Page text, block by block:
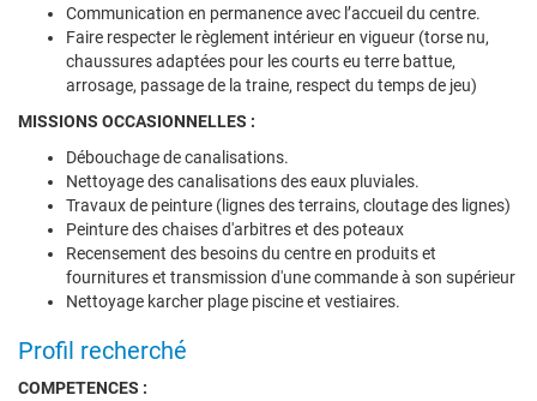
Communication en permanence avec l’accueil du centre.
Faire respecter le règlement intérieur en vigueur (torse nu,
chaussures adaptées pour les courts eu terre battue,
arrosage, passage de la traine, respect du temps de jeu)
MISSIONS OCCASIONNELLES :
Débouchage de canalisations.
Nettoyage des canalisations des eaux pluviales.
Travaux de peinture (lignes des terrains, cloutage des lignes)
Peinture des chaises d'arbitres et des poteaux
Recensement des besoins du centre en produits et
fournitures et transmission d'une commande à son supérieur
Nettoyage karcher plage piscine et vestiaires.
Profil recherché
COMPETENCES :